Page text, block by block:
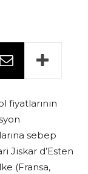
fiyatlarının
sebep
Jiskar d’Esten
(Fransa,